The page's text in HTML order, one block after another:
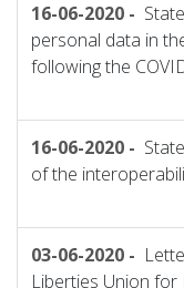
16-06-2020 -
personal data in
following the
16-06-2020 -
of the
03-06-2020 -
Liberties Union